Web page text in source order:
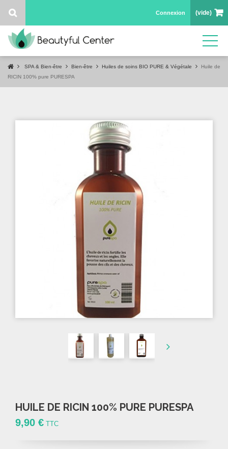
Connexion (vide)
SPA & Bien-être Bien-être Huiles de soins BIO PURE & Végétale
Huile de
RICIN 100% pure PURESPA
HUILE DE RICIN 100% PURE PURESPA
9,90 € TTC